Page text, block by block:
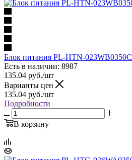
Блок питания PL-HTN-023WB0350C
Есть в наличии: 8987
135.04 руб./шт
Варианты цен
135.04 руб./шт
Подробности
В корзину